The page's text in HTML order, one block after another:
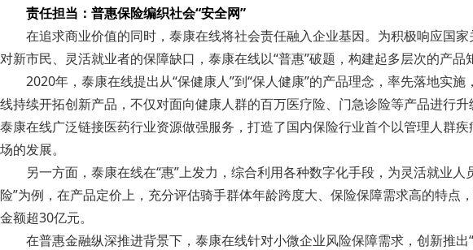
责任担当：普惠保险编织社会“安全网”
在追求商业价值的同时，泰康在线将社会责任融入企业基因。为积极响应国
对新市民、灵活就业者的保障缺口，泰康在线以“普惠”破题，构建起多层次的产品
2020年，泰康在线提出从“保健康人”到“保人健康”的产品理念，率先落地实
线持续开拓创新产品，不仅对面向健康人群的百万医疗险、门急诊险等产品进行
泰康在线广泛链接医药行业资源做强服务，打造了国内保险行业首个以管理人群
场的发展。
另一方面，泰康在线在“惠”上发力，综合利用各种数字化手段，为灵活就业
险”为例，在产品定价上，充分评估骑手群体年龄跨度大、保险保障需求高的特
金额超30亿元。
在普惠金融纵深推进背景下，泰康在线针对小微企业风险保障需求，创新推出